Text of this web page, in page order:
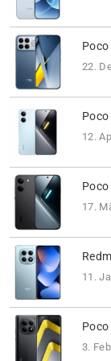
Poco
22.
12.
Poco
17.
11.
Poco
3.